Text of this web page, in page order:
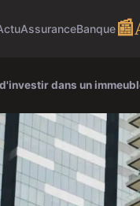
AssuranceBanque📰
dans un